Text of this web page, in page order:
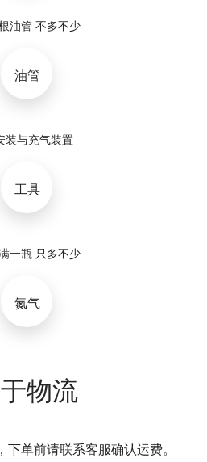
油管 不多不少
油管
装与充气装置
工具
一瓶 只多不少
氮气
物流
下单前请联系客服确认运费。